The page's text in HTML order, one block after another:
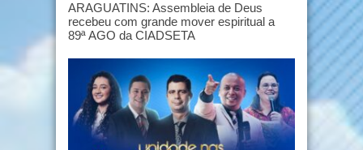
ARAGUATINS: Assembleia de Deus
recebeu com grande mover espiritual a
89ª AGO da CIADSETA